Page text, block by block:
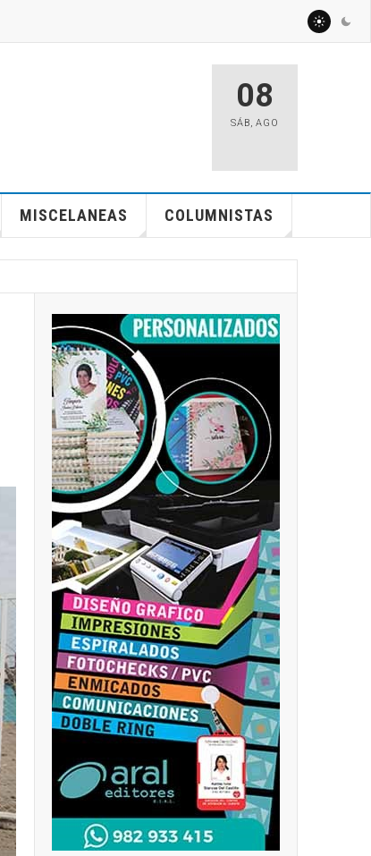
08
SÁB, AGO
MISCELANEAS COLUMNISTAS